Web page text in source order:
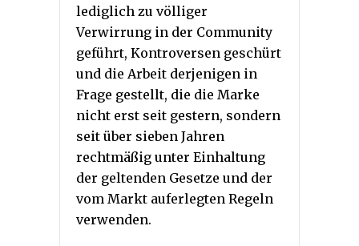
lediglich zu völliger
Verwirrung in der Community
geführt, Kontroversen geschürt
und die Arbeit derjenigen in
Frage gestellt, die die Marke
nicht erst seit gestern, sondern
seit über sieben Jahren
rechtmäßig unter Einhaltung
der geltenden Gesetze und der
vom Markt auferlegten Regeln
verwenden.